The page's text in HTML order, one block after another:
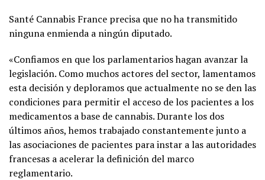
Santé Cannabis France precisa que no ha transmitido
ninguna enmienda a ningún diputado.
«Confiamos en que los parlamentarios hagan avanzar la
legislación. Como muchos actores del sector, lamentamos
esta decisión y deploramos que actualmente no se den las
condiciones para permitir el acceso de los pacientes a los
medicamentos a base de cannabis. Durante los dos
últimos años, hemos trabajado constantemente junto a
las asociaciones de pacientes para instar a las autoridades
francesas a acelerar la definición del marco
reglamentario.